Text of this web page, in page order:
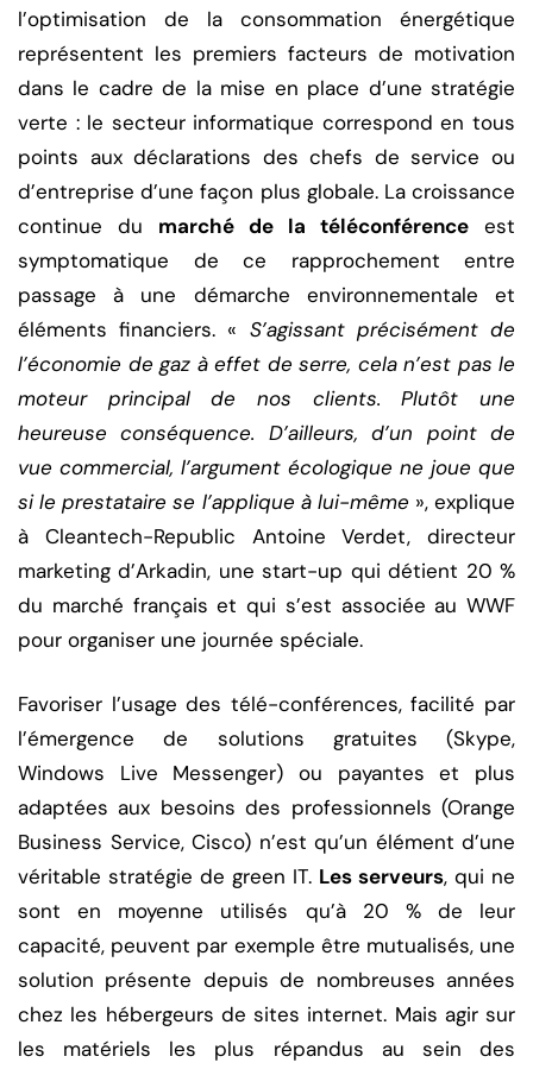
l’optimisation de la consommation énergétique
représentent les premiers facteurs de motivation
dans le cadre de la mise en place d’une stratégie
verte : le secteur informatique correspond en tous
points aux déclarations des chefs de service ou
d’entreprise d’une façon plus globale. La croissance
continue du marché de la téléconférence est
symptomatique de ce rapprochement entre
passage à une démarche environnementale et
éléments financiers. « S’agissant précisément de
l’économie de gaz à effet de serre, cela n’est pas le
moteur principal de nos clients. Plutôt une
heureuse conséquence. D’ailleurs, d’un point de
vue commercial, l’argument écologique ne joue que
si le prestataire se l’applique à lui-même », explique
à Cleantech-Republic Antoine Verdet, directeur
marketing d’Arkadin, une start-up qui détient 20 %
du marché français et qui s’est associée au WWF
pour organiser une journée spéciale.
Favoriser l’usage des télé-conférences, facilité par
l’émergence de solutions gratuites (Skype,
Windows Live Messenger) ou payantes et plus
adaptées aux besoins des professionnels (Orange
Business Service, Cisco) n’est qu’un élément d’une
véritable stratégie de green IT. Les serveurs, qui ne
sont en moyenne utilisés qu’à 20 % de leur
capacité, peuvent par exemple être mutualisés, une
solution présente depuis de nombreuses années
chez les hébergeurs de sites internet. Mais agir sur
les matériels les plus répandus au sein des